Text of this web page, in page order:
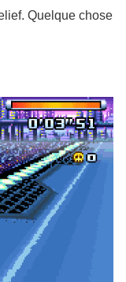
Quelque chose